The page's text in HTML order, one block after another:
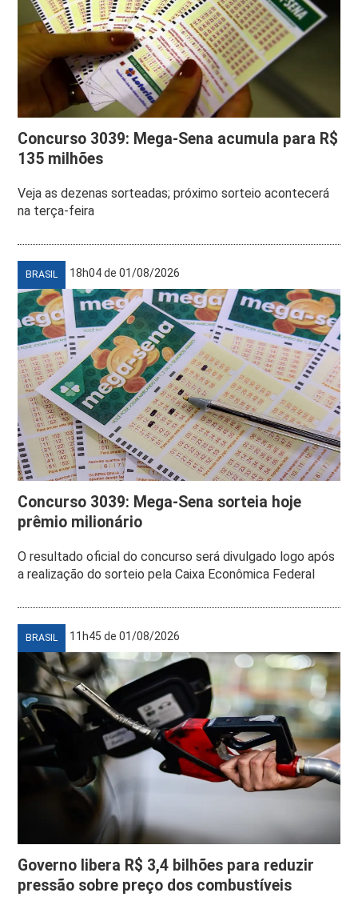
Concurso 3039: Mega-Sena acumula para R$
135 milhões
Veja as dezenas sorteadas; próximo sorteio acontecerá
na terça-feira
BRASIL 18h04 de 01/08/2026
Concurso 3039: Mega-Sena sorteia hoje
prêmio milionário
O resultado oficial do concurso será divulgado logo após
a realização do sorteio pela Caixa Econômica Federal
BRASIL 11h45 de 01/08/2026
Governo libera R$ 3,4 bilhões para reduzir
pressão sobre preço dos combustíveis